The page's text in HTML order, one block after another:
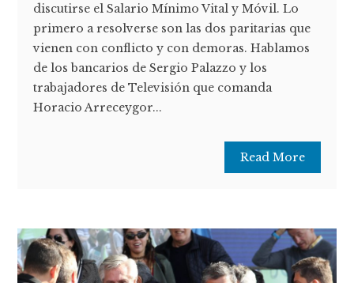
discutirse el Salario Mínimo Vital y Móvil. Lo
primero a resolverse son las dos paritarias que
vienen con conflicto y con demoras. Hablamos
de los bancarios de Sergio Palazzo y los
trabajadores de Televisión que comanda
Horacio Arreceygor...
Read More